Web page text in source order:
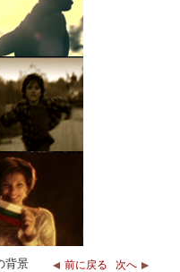
背景 前に戻る 次へ